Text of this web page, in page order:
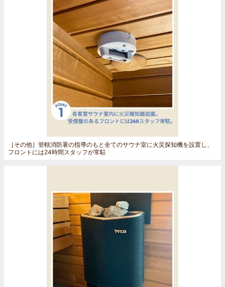
［その他］ 管轄消防署の指導のもと全てのサウナ室に火災探知機を設置し、
フロントには24時間スタッフが常駐